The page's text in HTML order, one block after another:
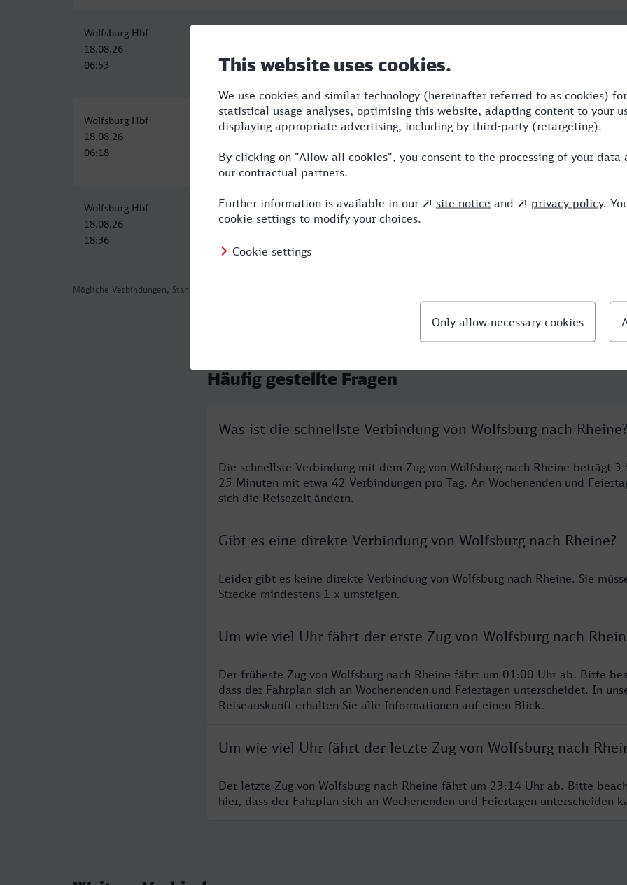
Mögliche Verbindungen, Stand: 2026-08-04 06:56
Wolfsburg Hbf
18.08.26
06:53
10:18
Wolfsburg Hbf
18.08.26
06:18
Rheine
18.08.26
10:18
4:00 RB,RE,ENO
Wolfsburg Hbf
18.08.26
18:36
Rheine
18.08.26
3:42 2 RB,RE,ICE
Häufig gestellte Fragen
Was ist die schnellste Verbindung von Wolfsburg nach Rheine?
Die schnellste Verbindung mit dem Zug von Wolfsburg nach Rheine beträgt 3
25 Minuten mit etwa 42 Verbindungen pro Tag. An Wochenenden und
sich die Reisezeit ändern.
Gibt es eine direkte Verbindung von Wolfsburg nach Rheine?
Leider gibt es keine direkte Verbindung von Wolfsburg nach Rheine. Sie
Strecke mindestens 1 x umsteigen.
Um wie viel Uhr fährt der erste Zug von Wolfsburg nach
Der früheste Zug von Wolfsburg nach Rheine fährt um 01:00 Uhr ab. Bitte
dass der Fahrplan sich an Wochenenden und Feiertagen unterscheidet. In
Reiseauskunft erhalten Sie alle Informationen auf einen Blick.
Um wie viel Uhr fährt der letzte Zug von Wolfsburg nach
Der letzte Zug von Wolfsburg nach Rheine fährt um 23:14 Uhr ab. Bitte
hier, dass der Fahrplan sich an Wochenenden und Feiertagen unterscheiden